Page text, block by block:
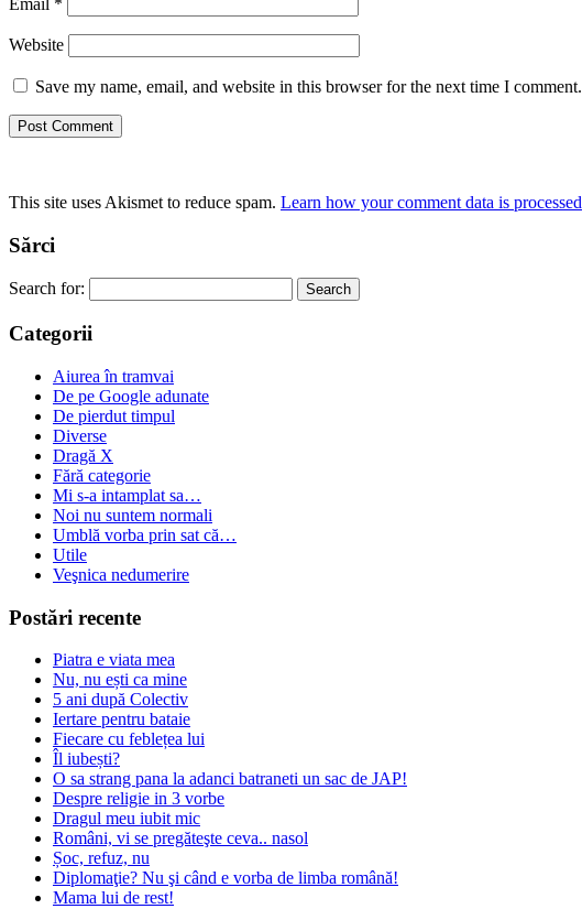
Email *
Website
Save my name, email, and website in this browser for the next time I comment.
This site uses Akismet to reduce spam. Learn how your comment data is processed
Sărci
Search for:
Categorii
Aiurea în tramvai
De pe Google adunate
De pierdut timpul
Diverse
Dragă X
Fără categorie
Mi s-a intamplat sa…
Noi nu suntem normali
Umblă vorba prin sat că…
Utile
Veşnica nedumerire
Postări recente
Piatra e viata mea
Nu, nu ești ca mine
5 ani după Colectiv
Iertare pentru bataie
Fiecare cu feblețea lui
Îl iubești?
O sa strang pana la adanci batraneti un sac de JAP!
Despre religie in 3 vorbe
Dragul meu iubit mic
Români, vi se pregăteşte ceva.. nasol
Șoc, refuz, nu
Diplomaţie? Nu şi când e vorba de limba română!
Mama lui de rest!